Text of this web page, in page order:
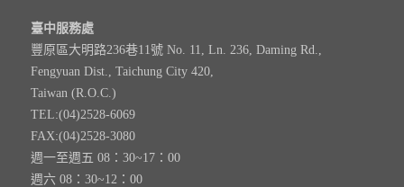
臺中服務處
豐原區大明路236巷11號 No. 11, Ln. 236, Daming Rd.,
Fengyuan Dist., Taichung City 420,
Taiwan (R.O.C.)
TEL:(04)2528-6069
FAX:(04)2528-3080
週一至週五 08：30~17：00
週六 08：30~12：00